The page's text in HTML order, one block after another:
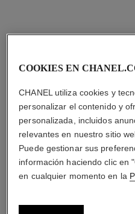
suprême
COOKIES EN
CHANEL utiliza cookies y
personalizar el contenido y
personalizada, incluidos
relevantes en nuestro sitio
Puede gestionar sus
información haciendo clic en
en cualquier momento en la